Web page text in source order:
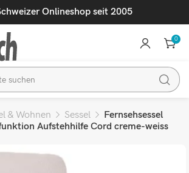
Onlineshop seit 2005
0
& Wohnen Sessel
Fernsehsessel
Aufstehhilfe Cord creme-weiss